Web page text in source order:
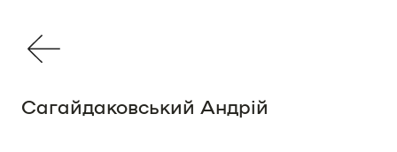
Сагайдаковський Андрій